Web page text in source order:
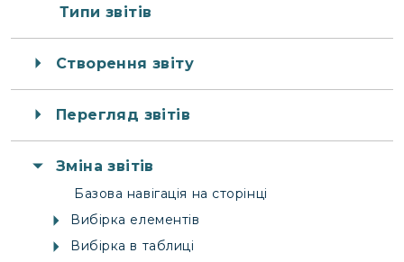
Типи звітів
Створення звіту
Перегляд звітів
Зміна звітів
Базова навігація на сторінці
Вибірка елементів
Вибірка в таблиці